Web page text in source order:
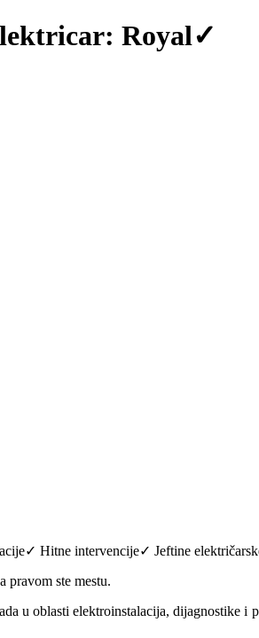
Royal✓
Hitne intervencije✓ Jeftine
pravom ste mestu.
u oblasti elektroinstalacija, dijagnostike